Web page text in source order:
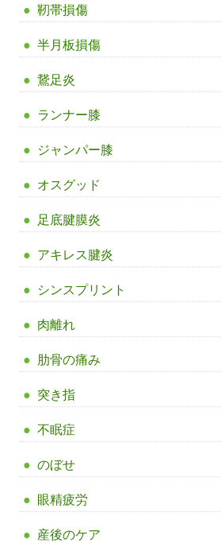
靭帯損傷
半月板損傷
鵞足炎
ランナー膝
ジャンパー膝
オスグッド
足底腱膜炎
アキレス腱炎
シンスプリント
肉離れ
肋骨の痛み
突き指
不眠症
のぼせ
眼精疲労
産後のケア